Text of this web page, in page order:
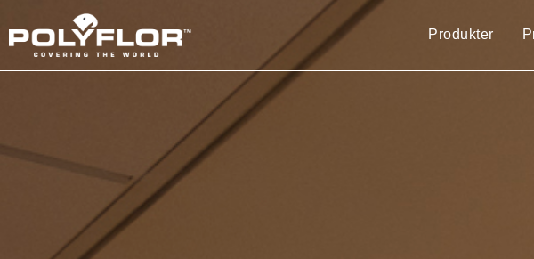
Produkter